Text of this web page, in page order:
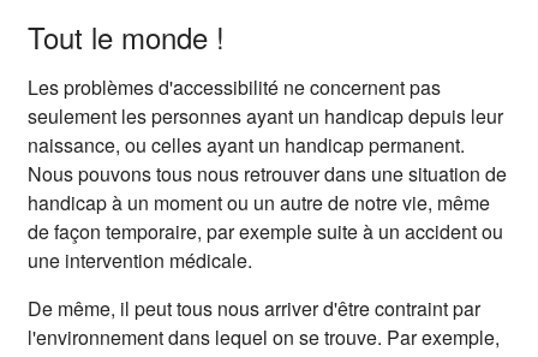
Tout le monde !
Les problèmes d'accessibilité ne concernent pas
seulement les personnes ayant un handicap depuis leur
naissance, ou celles ayant un handicap permanent.
Nous pouvons tous nous retrouver dans une situation de
handicap à un moment ou un autre de notre vie, même
de façon temporaire, par exemple suite à un accident ou
une intervention médicale.
De même, il peut tous nous arriver d'être contraint par
l'environnement dans lequel on se trouve. Par exemple,